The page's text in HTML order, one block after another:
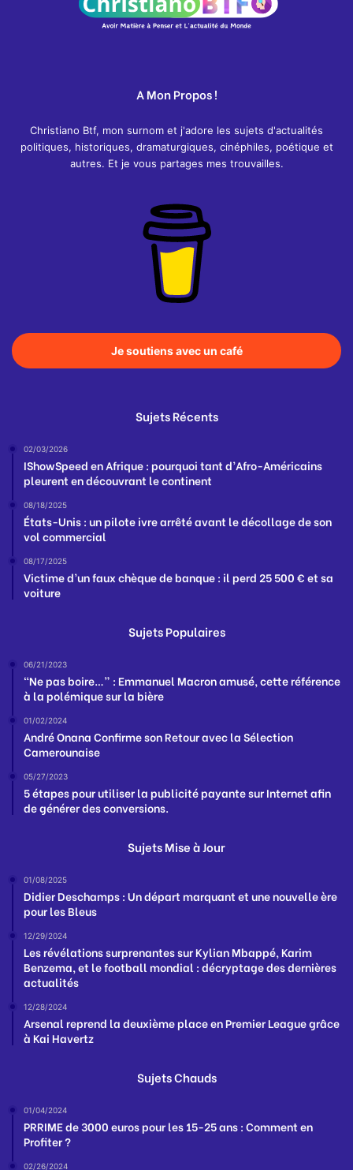
A Mon Propos !
Christiano Btf, mon surnom et j'adore les sujets d'actualités
politiques, historiques, dramaturgiques, cinéphiles, poétique et
autres. Et je vous partages mes trouvailles.
Je soutiens avec un café
Sujets Récents
02/03/2026
IShowSpeed en Afrique : pourquoi tant d’Afro-Américains
pleurent en découvrant le continent
08/18/2025
États-Unis : un pilote ivre arrêté avant le décollage de son
vol commercial
08/17/2025
Victime d’un faux chèque de banque : il perd 25 500 € et sa
voiture
Sujets Populaires
06/21/2023
“Ne pas boire…” : Emmanuel Macron amusé, cette référence
à la polémique sur la bière
01/02/2024
André Onana Confirme son Retour avec la Sélection
Camerounaise
05/27/2023
5 étapes pour utiliser la publicité payante sur Internet afin
de générer des conversions.
Sujets Mise à Jour
01/08/2025
Didier Deschamps : Un départ marquant et une nouvelle ère
pour les Bleus
12/29/2024
Les révélations surprenantes sur Kylian Mbappé, Karim
Benzema, et le football mondial : décryptage des dernières
actualités
12/28/2024
Arsenal reprend la deuxième place en Premier League grâce
à Kai Havertz
Sujets Chauds
01/04/2024
PRRIME de 3000 euros pour les 15-25 ans : Comment en
Profiter ?
02/26/2024